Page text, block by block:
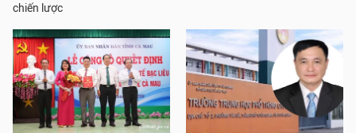
chiến lược